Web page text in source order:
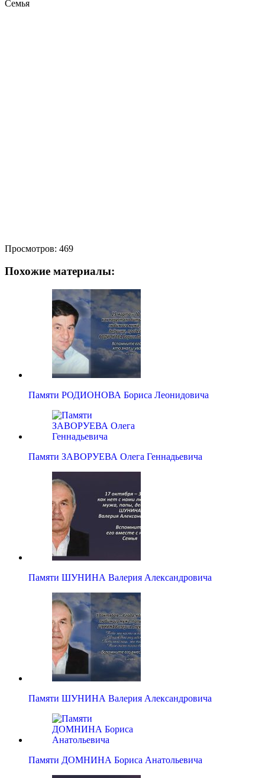
Семья
Просмотров: 469
Похожие материалы:
Памяти РОДИОНОВА Бориса Леонидовича
Памяти ЗАВОРУЕВА Олега Геннадьевича
Памяти ШУНИНА Валерия Александровича
Памяти ШУНИНА Валерия Александровича
Памяти ДОМНИНА Бориса Анатольевича